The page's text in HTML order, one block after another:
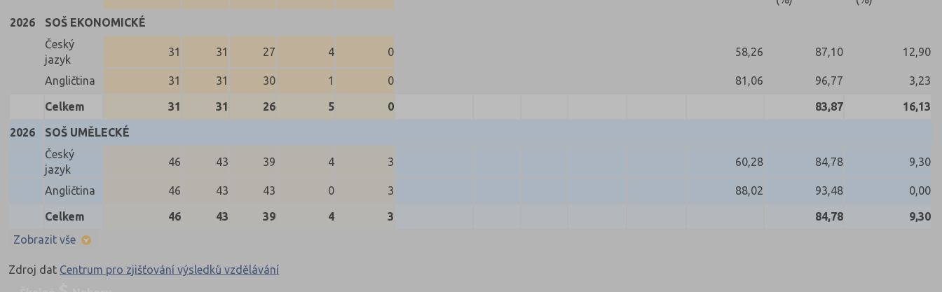
2026
SOŠ EKONOMICKÉ
Český
jazyk
31 31 27 4 0 58,26 87,10 12,90
Angličtina 31 31 30 1 0 81,06 96,77 3,23
Celkem 31 31 26 5 0 83,87 16,13
2026
SOŠ UMĚLECKÉ
Český
jazyk
46 43 39 4 3 60,28 84,78 9,30
Angličtina 46 43 43 0 3 88,02 93,48 0,00
Celkem 46 43 39 4 3 84,78
9,30
Zobrazit vše
Zdroj dat Centrum pro zjišťování výsledků vzdělávání